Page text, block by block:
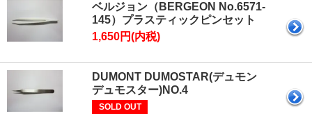
ベルジョン（BERGEON No.6571-
145）プラスティックピンセット
1,650円(内税)
DUMONT DUMOSTAR(デュモン
デュモスター)NO.4
SOLD OUT